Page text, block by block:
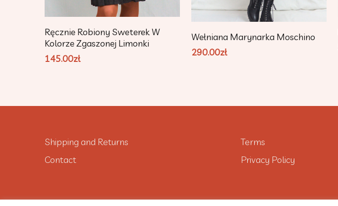
Add To Cart
Ręcznie Robiony Sweterek W
Kolorze Zgaszonej Limonki
145.00zł
Add To Cart
Wełniana Marynarka Moschino
290.00zł
Shipping and Returns
Contact
Terms
Privacy Policy